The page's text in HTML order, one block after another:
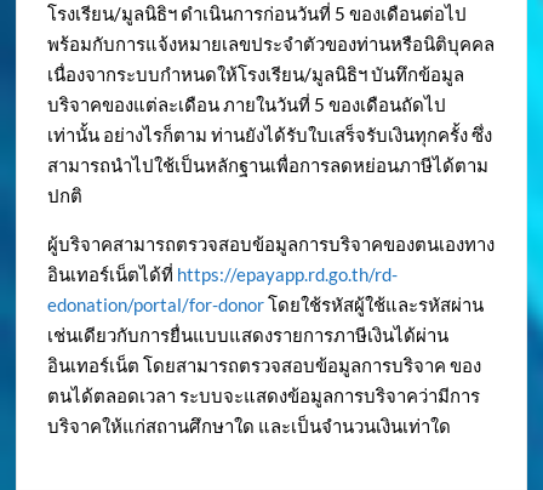
โรงเรียน/มูลนิธิฯ ดำเนินการก่อนวันที่ 5 ของเดือนต่อไป
พร้อมกับการแจ้งหมายเลขประจำตัวของท่านหรือนิติบุคคล
เนื่องจากระบบกำหนดให้โรงเรียน/มูลนิธิฯ บันทึกข้อมูล
บริจาคของแต่ละเดือน ภายในวันที่ 5 ของเดือนถัดไป
เท่านั้น อย่างไรก็ตาม ท่านยังได้รับใบเสร็จรับเงินทุกครั้ง ซึ่ง
สามารถนำไปใช้เป็นหลักฐานเพื่อการลดหย่อนภาษีได้ตาม
ปกติ
ผู้บริจาคสามารถตรวจสอบข้อมูลการบริจาคของตนเองทาง
อินเทอร์เน็ตได้ที่ https://epayapp.rd.go.th/rd-
edonation/portal/for-donorโดยใช้รหัสผู้ใช้และรหัสผ่าน
เช่นเดียวกับการยื่นแบบแสดงรายการภาษีเงินได้ผ่าน
อินเทอร์เน็ต โดยสามารถตรวจสอบข้อมูลการบริจาค ของ
ตนได้ตลอดเวลา ระบบจะแสดงข้อมูลการบริจาคว่ามีการ
บริจาคให้แก่สถานศึกษาใด และเป็นจำนวนเงินเท่าใด